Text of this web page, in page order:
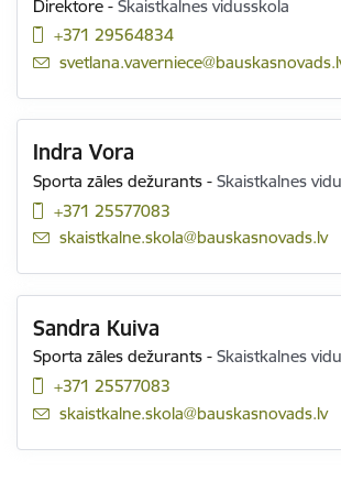
Direktore -Skaistkalnes vidusskola
+371 29564834
E-pasts:
Indra Vora
Sporta zāles dežurants -Skaistkalnes
+371 25577083
E-pasts:
skaistkalne.skola@bauskasnovads.lv
Sandra Kuiva
Sporta zāles dežurants -Skaistkalnes
+371 25577083
E-pasts:
skaistkalne.skola@bauskasnovads.lv